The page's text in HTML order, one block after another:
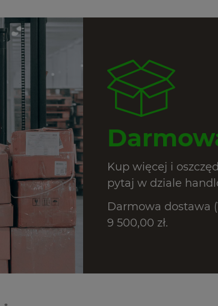
Kup więcej i
pytaj w dziale
Darmowa dostawa
9 500,00 zł.